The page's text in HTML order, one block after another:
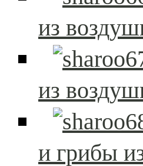
из
из
и грибы